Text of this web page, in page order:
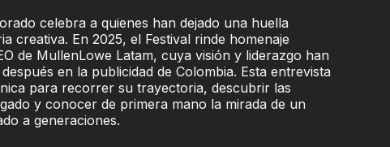
celebra a quienes han dejado una huella
creativa. En 2025, el Festival rinde homenaje
de MullenLowe Latam, cuya visión y liderazgo han
en la publicidad de Colombia. Esta entrevista
para recorrer su trayectoria, descubrir las
y conocer de primera mano la mirada de un
a generaciones.